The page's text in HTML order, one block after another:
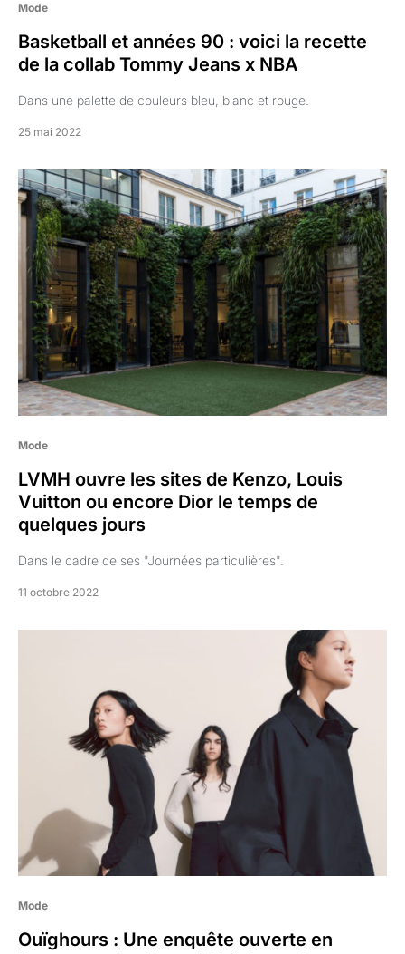
Mode
Basketball et années 90 : voici la recette
de la collab Tommy Jeans x NBA
Dans une palette de couleurs bleu, blanc et rouge.
25 mai 2022
Mode
LVMH ouvre les sites de Kenzo, Louis
Vuitton ou encore Dior le temps de
quelques jours
Dans le cadre de ses "Journées particulières".
11 octobre 2022
Mode
Ouïghours : Une enquête ouverte en